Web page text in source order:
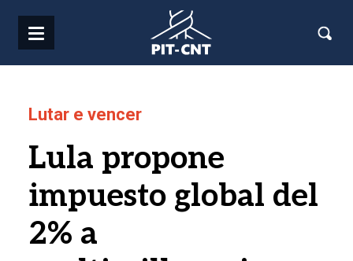
Lutar e vencer
Lula propone
impuesto global del
2% a